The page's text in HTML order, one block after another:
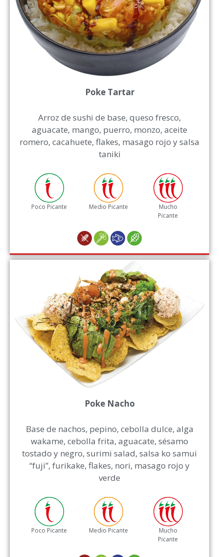
Poke Tartar
Arroz de sushi de base, queso fresco,
aguacate, mango, puerro, monzo, aceite
romero, cacahuete, flakes, masago rojo y salsa
taniki
Poco Picante Medio Picante
Mucho
Picante
Poke Nacho
Base de nachos, pepino, cebolla dulce, alga
wakame, cebolla frita, aguacate, sésamo
tostado y negro, surimi salad, salsa ko samui
“fuji”, furikake, flakes, nori, masago rojo y
verde
Poco Picante Medio Picante
Mucho
Picante